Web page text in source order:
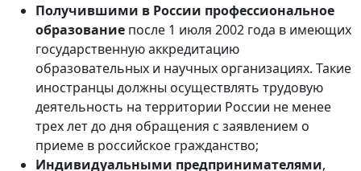
Получившими в России профессиональное
образование после 1 июля 2002 года в имеющих
государственную аккредитацию
образовательных и научных организациях. Такие
иностранцы должны осуществлять трудовую
деятельность на территории России не менее
трех лет до дня обращения с заявлением о
приеме в российское гражданство;
Индивидуальными предпринимателями,